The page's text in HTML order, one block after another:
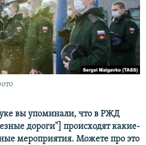
вы упоминали, что в РЖД
дороги"] происходят какие-
мероприятия. Можете про это